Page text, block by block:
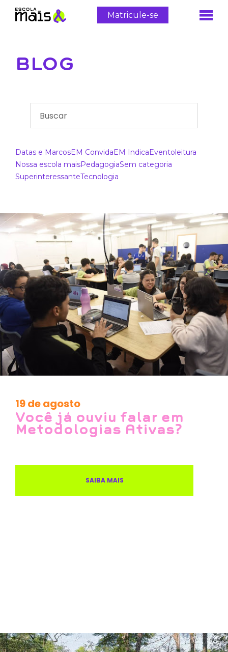
Matricule-se
BLOG
Datas e MarcosEM ConvidaEM IndicaEventoleitura
Nossa escola maisPedagogiaSem categoria
SuperinteressanteTecnologia
19 de agosto
Você já ouviu falar em
Metodologias Ativas?
SAIBA MAIS